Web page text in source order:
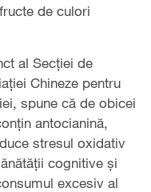
de culori
al Secției de
Chineze pentru
spune că de obicei
antocianină,
stresul oxidativ
cognitive și
excesiv al